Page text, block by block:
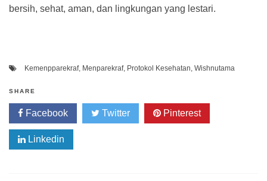
bersih, sehat, aman, dan lingkungan yang lestari.
Kemenpparekraf, Menparekraf, Protokol Kesehatan, Wishnutama
SHARE
Facebook Twitter Pinterest
Linkedin